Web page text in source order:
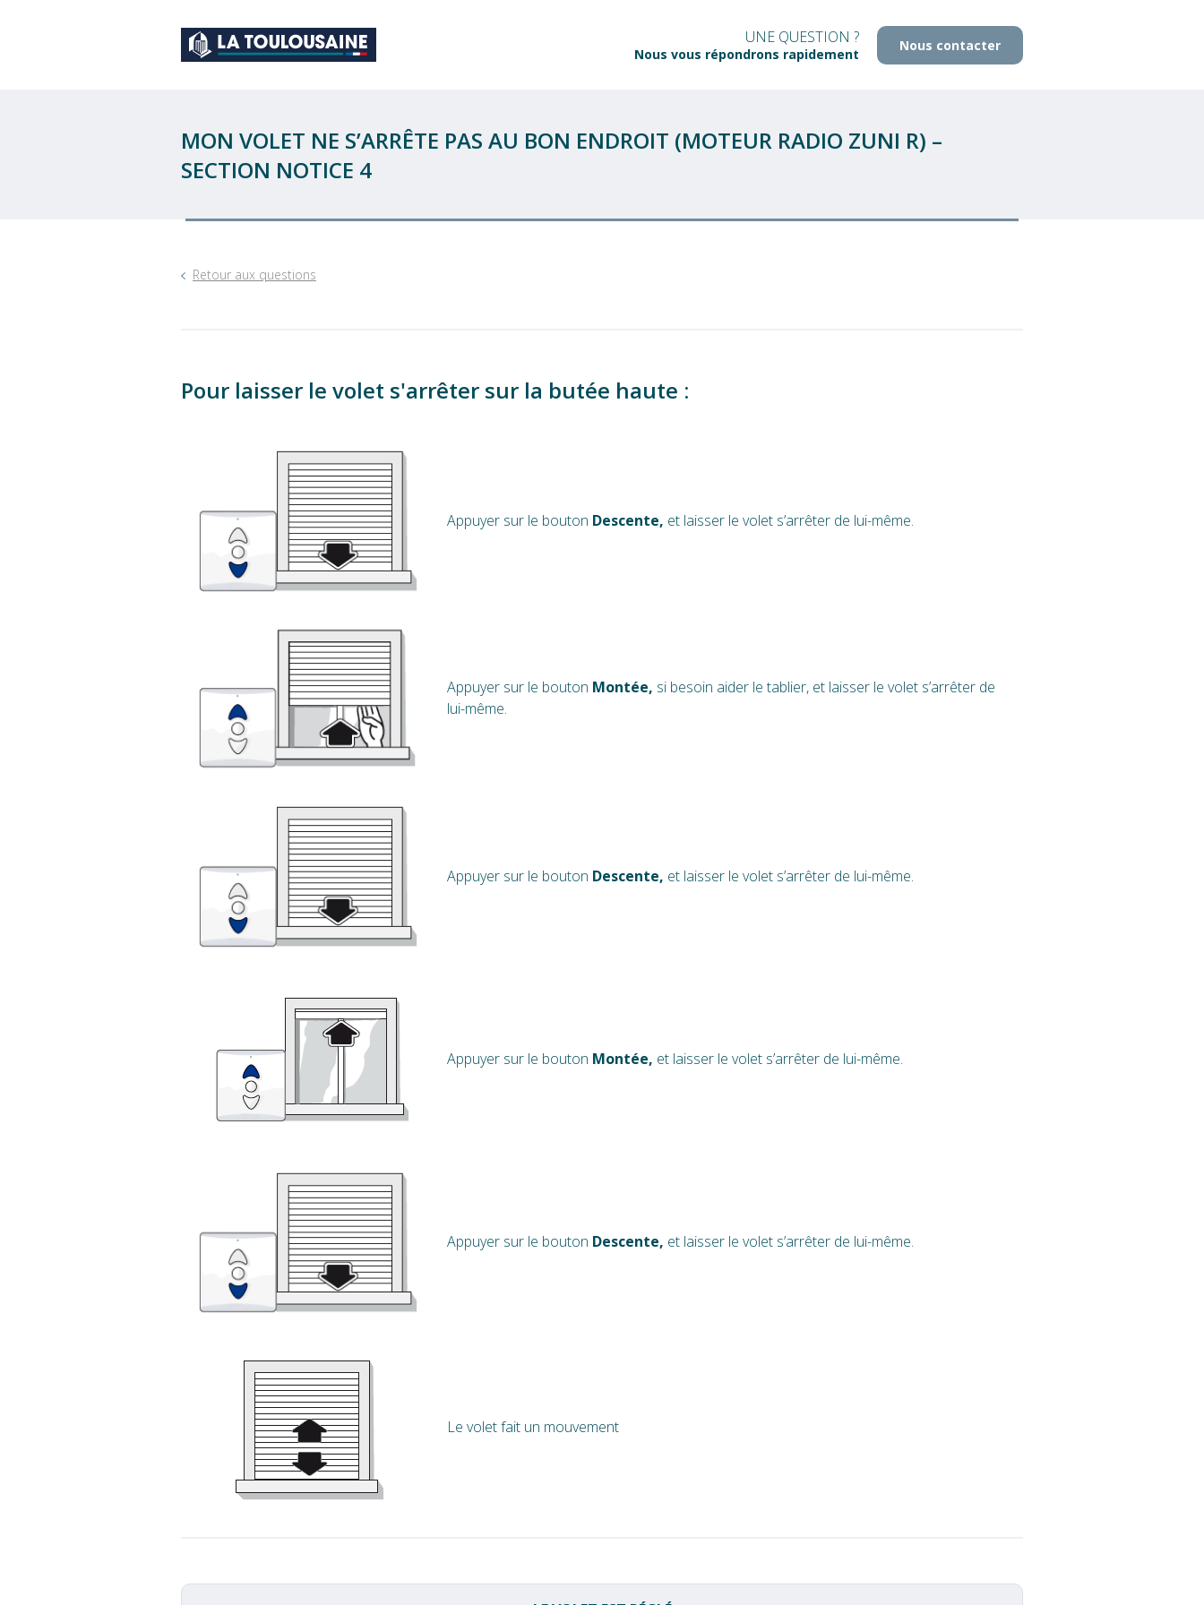
UNE QUESTION ?
Nous vous répondrons rapidement
Nous contacter
MON VOLET NE S’ARRÊTE PAS AU BON ENDROIT (MOTEUR RADIO ZUNI R) –
SECTION NOTICE 4
Retour aux questions
Pour laisser le volet s'arrêter sur la butée haute :
Appuyer sur le bouton Descente, et laisser le volet s’arrêter de lui-même.
Appuyer sur le bouton Montée, si besoin aider le tablier, et laisser le volet s’arrêter de
lui-même.
Appuyer sur le bouton Descente, et laisser le volet s’arrêter de lui-même.
Appuyer sur le bouton Montée, et laisser le volet s’arrêter de lui-même.
Appuyer sur le bouton Descente, et laisser le volet s’arrêter de lui-même.
Le volet fait un mouvement